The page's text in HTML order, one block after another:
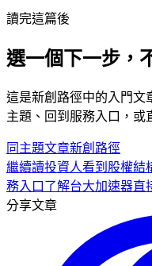
讀完這篇後
選一個下一步，
這是新創 路徑中的 入門文
主題、回到服務入口，或
同主題文章新創 路徑
繼續讀投資人看到股權結
務入口 了解台大加速器直
分享文章